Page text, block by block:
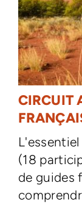
CIRCUIT
(18
de guides